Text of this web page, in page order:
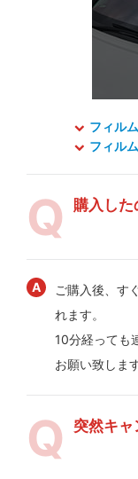
フィル
フィル
購入し
ご購入後、す
れます。
10分経っても
お願い致します
突然キ